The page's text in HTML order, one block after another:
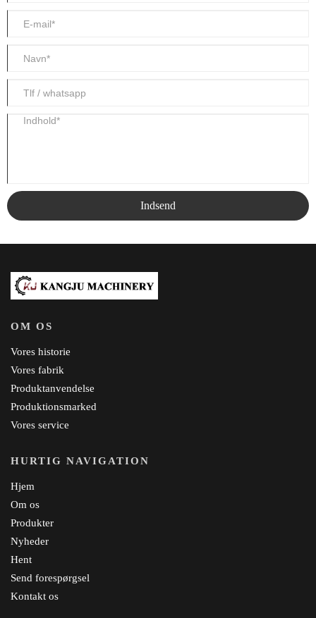
Indsend
OM OS
Vores historie
Vores fabrik
Produktanvendelse
Produktionsmarked
Vores service
HURTIG NAVIGATION
Hjem
Om os
Produkter
Nyheder
Hent
Send forespørgsel
Kontakt os